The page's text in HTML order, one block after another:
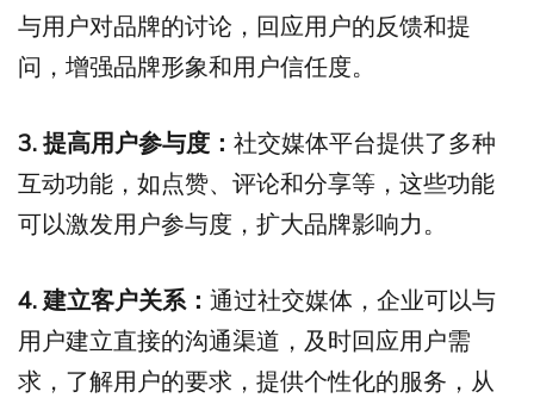
与用户对品牌的讨论，回应用户的反馈和提
问，增强品牌形象和用户信任度。
3. 提高用户参与度： 社交媒体平台提供了多种
互动功能，如点赞、评论和分享等，这些功能
可以激发用户参与度，扩大品牌影响力。
4. 建立客户关系： 通过社交媒体，企业可以与
用户建立直接的沟通渠道，及时回应用户需
求，了解用户的要求，提供个性化的服务，从